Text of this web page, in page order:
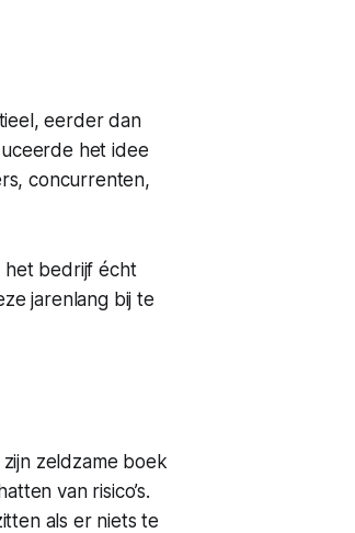
eerder dan
het idee
concurrenten,
het bedrijf écht
jarenlang bij te
zeldzame boek
van risico’s.
als er niets te